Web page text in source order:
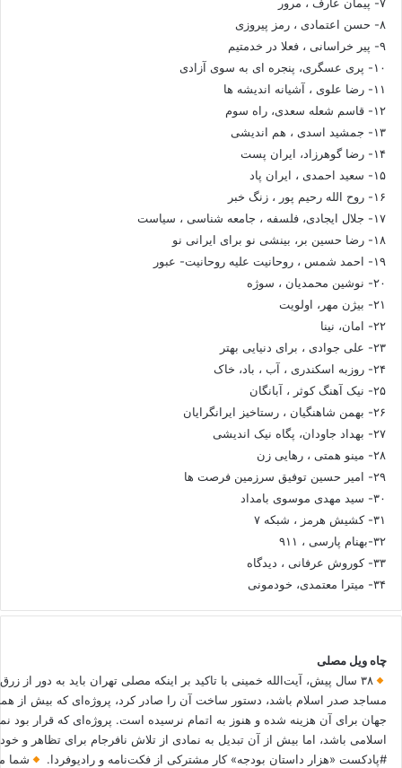
۸- حسن اعتمادی ، رمز پیروزی
۹- پیر خراسانی ، فعلا در خدمتیم
۱۰- پری عسگری، پنجره ای به سوی آزادی
۱۱- رضا علوی ، آشیانه اندیشه ها
۱۲- قاسم شعله سعدی، راه سوم
۱۳- جمشید اسدی ، هم اندیشی
۱۴- رضا گوهرزاد، ایران پست
۱۵- سعید احمدی ، ایران پاد
۱۶- روح الله رحیم پور ، زنگ خبر
۱۷- جلال ایجادی، فلسفه ، جامعه شناسی ، سیاست
۱۸- رضا حسین بر، بینشی نو برای ایرانی نو
۱۹- احمد شمس ، روحانیت علیه روحانیت- عبور
۲۰- نوشین محمدیان ، سوژه
۲۱- بیژن مهر، اولویت
۲۲- امان، نینا
۲۳- علی جوادی ، برای دنیایی بهتر
۲۴- روزبه اسکندری ، آب ، باد، خاک
۲۵- نیک آهنگ کوثر ، آبانگان
۲۶- بهمن شاهنگیان ، رستاخیز ایرانگرایان
۲۷- بهداد جاودان، پگاه نیک اندیشی
۲۸- مینو همتی ، رهایی زن
۲۹- امیر حسین توفیق سرزمین فرصت ها
۳۰- سید مهدی موسوی بامداد
۳۱- کشیش هرمز ، شبکه ۷
۳۲-بهنام پارسی ، ۹۱۱
۳۳- کوروش عرفانی ، دیدگاه
۳۴- میترا معتمدی، خودمونی
چاه ویل مصلی
۳۸ سال پیش، آیت‌الله خمینی با تاکید بر اینکه مصلی تهران باید به دور از
مساجد صدر اسلام باشد، دستور ساخت آن را صادر کرد، پروژه‌ای که بیش از
جهان برای آن هزینه شده و هنوز به اتمام نرسیده است. پروژه‌ای که قرار بود
اسلامی باشد، اما بیش از آن تبدیل به نمادی از تلاش نافرجام برای تظاهر و
#پادکست «هزار داستان بودجه» کار مشترکی از فکت‌نامه و رادیوفردا.
شما